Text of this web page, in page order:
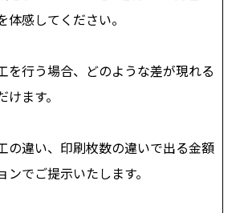
感してください。
を行う場合、どのような差が現れる
ます。
の違い、印刷枚数の違いで出る金額
でご提示いたします。